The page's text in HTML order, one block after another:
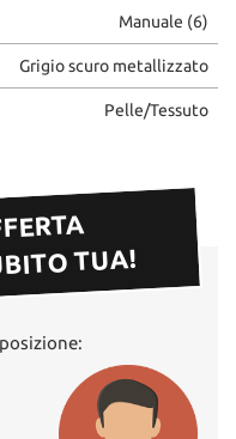
Manuale (6)
Grigio scuro metallizzato
Pelle/Tessuto
TUA!